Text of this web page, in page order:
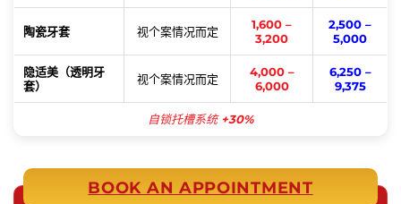
陶瓷牙套 视个案情况而定
1,600 –
3,200
2,500 –
5,000
隐适美（透明牙
套）
视个案情况而定
4,000 –
6,000
6,250 –
9,375
自锁托槽系统+30%
BOOK AN APPOINTMENT